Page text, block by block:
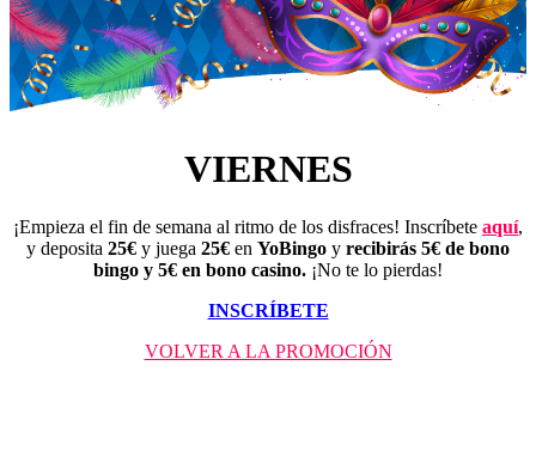
VIERNES
¡Empieza el fin de semana al ritmo de los disfraces! Inscríbete aquí,
y deposita 25€ y juega 25€ en YoBingo y recibirás 5€ de bono
bingo y 5€ en bono casino. ¡No te lo pierdas!
INSCRÍBETE
VOLVER A LA PROMOCIÓN